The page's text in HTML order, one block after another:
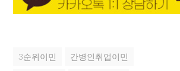
3순위이민 간병인취업이민